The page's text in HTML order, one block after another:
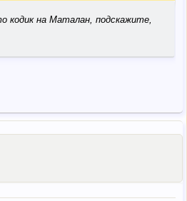
кодик на Маталан, подскажите,